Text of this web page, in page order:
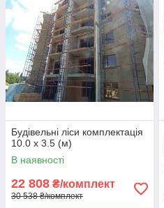
Будівельні ліси комплектація
10.0 х 3.5 (м)
В наявності
22 808 ₴/комплект
30 538 ₴/комплект